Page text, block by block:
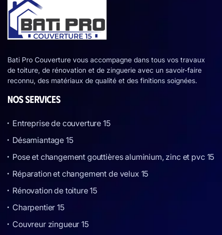
Bati Pro Couverture vous accompagne dans tous vos travaux
de toiture, de rénovation et de zinguerie avec un savoir-faire
reconnu, des matériaux de qualité et des finitions soignées.
NOS SERVICES
Entreprise de couverture 15
Désamiantage 15
Pose et changement gouttières aluminium, zinc et pvc 15
Réparation et changement de velux 15
Rénovation de toiture 15
Charpentier 15
Couvreur zingueur 15